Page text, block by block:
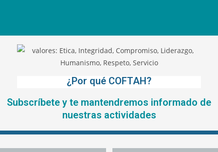
¿Por qué COFTAH?
Subscríbete y te mantendremos informado de
nuestras actividades